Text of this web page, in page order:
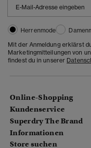
Herrenmode
Mit der Anmeldung erklärst
Marketingmitteilungen von
findest du in unserer
Online-Shopping
Kundenservice
Superdry The Brand
Informationen
Store suchen